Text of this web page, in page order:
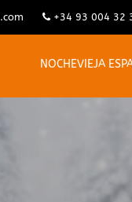
+34 93 004 32
NOCHEVIEJA